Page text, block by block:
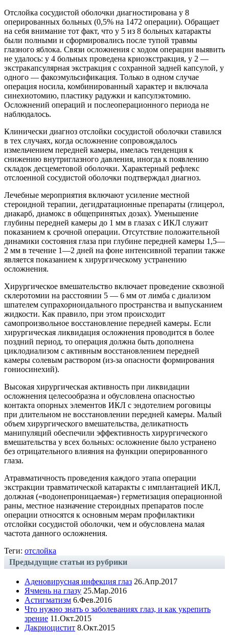
Отслойка сосудистой оболочки диагностирована у 8
оперированных больных (0,5% на 1472 операции). Обращает
на себя внимание тот факт, что у 5 из 8 больных катаракты
были полными и сформировались после тупой травмы
глазного яблока. Связи осложнения с ходом операции выявить
не удалось: у 4 больных проведена криоэкстракция, у 2 —
экстракапсулярная экстракция с сохранной задней капсулой, у
одного — факоэмульсификация. Только в одном случае
операция носила, комбинированный характер и включала
синехиотомию, пластику радужки и капсулэктомию.
Осложнений операций и послеоперационного периода не
наблюдалось.
Клинически диагноз отслойки сосудистой оболочки ставился
в тех случаях, когда осложнение сопровождалось
измельчением передней камеры, имелась тенденция к
снижению внутриглазного давления, иногда к появлению
складок десцеметовой оболочки. Характерный рефлекс
отслоенной сосудистой оболочки подтверждал диагноз.
Лечебные мероприятия включают усиление местной
стероидной терапии, дегидратационные препараты (глицерол,
диакарб, диамокс в общепринятых дозах). Уменьшение
глубины передней камеры до 1 мм в глазах с ИКЛ служит
показанием к срочной операции. Отсутствие положительной
динамики состояния глаза при глубине передней камеры 1,5—
2 мм в течение 1—2 дней на фоне интенсивной терапии также
является показанием к хирургическому устранению
осложнения.
Хирургическое вмешательство включает проведение сквозной
склеротомии на расстоянии 5 — 6 мм от лимба с диализом
шпателем супрахориоидального пространства и выпусканием
жидкости. Как правило, при этом происходит
самопроизвольное восстановление передней камеры. Если
хирургическая ликвидация осложнения проводится в более
поздний период, то операция должна быть дополнена
циклодиализом с активным восстановлением передней
камеры солевым раствором (из-за опасности формирования
гониосинехий).
Высокая хирургическая активность при ликвидации
осложнения целесообразна и обусловлена опасностью
контакта опорных элементов ИКЛ с эндотелием роговицы
при длительном не восстановлении передней камеры. Малый
объем хирургического вмешательства, деликатность
манипуляций обеспечили эффективность хирургического
вмешательства у всех больных: осложнение было устранено
без отрицательного влияния на функции оперированного
глаза.
Атравматичность проведения каждого этапа операции
экстракции травматической катаракты с имплантацией ИКЛ,
должная («водонепроницаемая») герметизация операционной
раны, местное назначение стероидных препаратов после
операции относятся к основным мерам профилактики
отслойки сосудистой оболочки, чем и обусловлена малая
частота данного осложнения.
Теги: отслойка
Предыдущие статьи из рубрики
Аденовирусная инфекция глаз 26.Апр.2017
Ячмень на глазу 25.Мар.2016
Астигматизм 6.Фев.2016
Что нужно знать о заболеваниях глаз, и как укрепить
зрение 11.Окт.2015
Дакриоцистит 8.Окт.2015